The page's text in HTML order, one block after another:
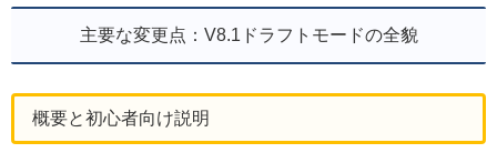
主要な変更点：V8.1ドラフトモードの全貌
概要と初心者向け説明